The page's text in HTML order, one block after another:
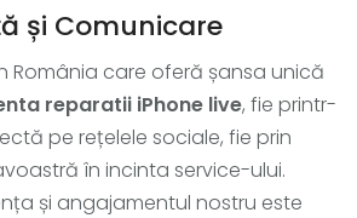
și Comunicare
România care oferă șansa unică
reparatii iPhone live, fie printr-
pe rețelele sociale, fie prin
în incinta service-ului.
și angajamentul nostru este